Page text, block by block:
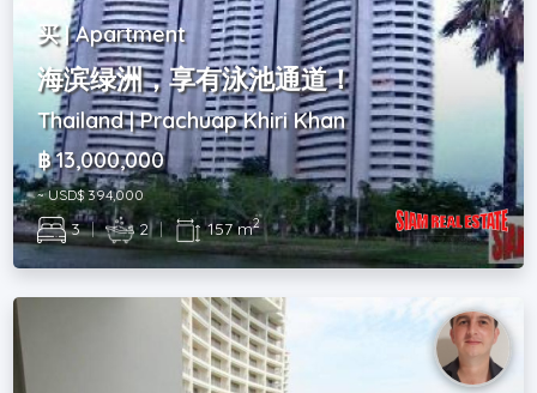
买 | Apartment
海滨绿洲，享有泳池通道！
Thailand | Prachuap Khiri Khan
฿ 13,000,000
~ USD$ 394,000
3 | 2 | 157 m2